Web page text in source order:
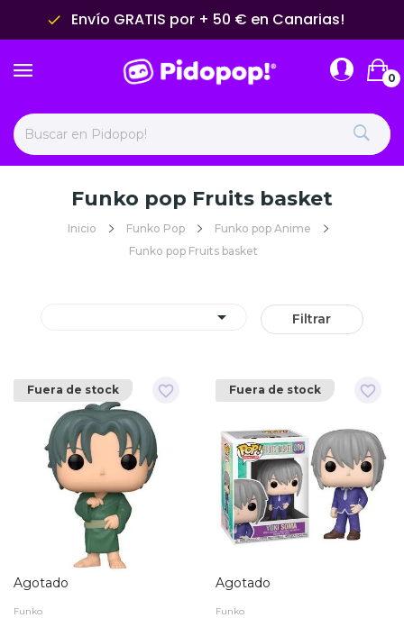
done Envío GRATIS por + 50 € en Canarias!
0
Funko pop Fruits basket
Inicio Funko Pop
Funko pop Anime
Funko pop Fruits basket
 Filtrar
favorite_border
Fuera de stock
Agotado
Funko
favorite_border
Fuera de stock
Agotado
Funko